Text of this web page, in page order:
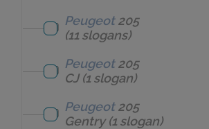
Peugeot 205
(11 slogans)
Peugeot 205
CJ(1 slogan)
Peugeot 205
Gentry(1 slogan)